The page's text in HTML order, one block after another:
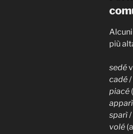
più
sedé
cadé/
piacé
apparì
sparì/
volé